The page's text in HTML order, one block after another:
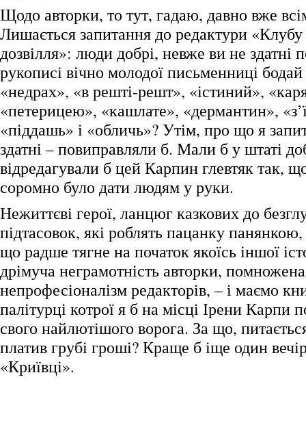
Щодо авторки, то тут, гадаю, давно вже
Лишається запитання до редактури «Клубу
дозвілля»: люди добрі, невже ви не здатні
рукописі вічно молодої письменниці
«недрах», «в решті-решт», «істиний»,
«петерицею», «кашлате», «дермантин»,
«піддашь» і «обличь»? Утім, про що я
здатні – повиправляли б. Мали б у штаті
відредагували б цей Карпин глевтяк так,
соромно було дати людям у руки.
Нежиттєві герої, ланцюг казкових до
підтасовок, які роблять пацанку панянкою,
що радше тягне на початок якоїсь іншої
дрімуча неграмотність авторки,
непрофесіоналізм редакторів, – і маємо
палітурці котрої я б на місці Ірени Карпи
свого найлютішого ворога. За що,
платив грубі гроші? Краще б іще один
«Криївці».